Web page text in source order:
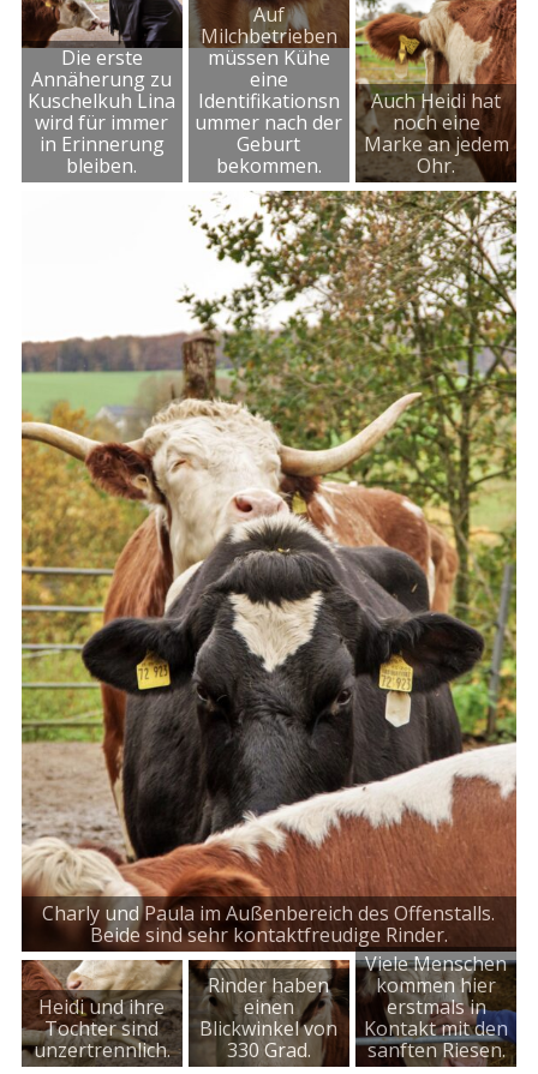
Die erste
Annäherung zu
Kuschelkuh Lina
wird für immer
in Erinnerung
bleiben.
Auf
Milchbetrieben
müssen Kühe
eine
Identifikationsn
ummer nach der
Geburt
bekommen.
Auch Heidi hat
noch eine
Marke an jedem
Ohr.
Charly und Paula im Außenbereich des Offenstalls.
Beide sind sehr kontaktfreudige Rinder.
Heidi und ihre
Tochter sind
unzertrennlich.
Rinder haben
einen
Blickwinkel von
330 Grad.
Viele Menschen
kommen hier
erstmals in
Kontakt mit den
sanften Riesen.